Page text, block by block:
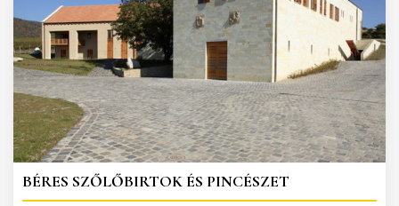
BÉRES SZŐLŐBIRTOK ÉS PINCÉSZET